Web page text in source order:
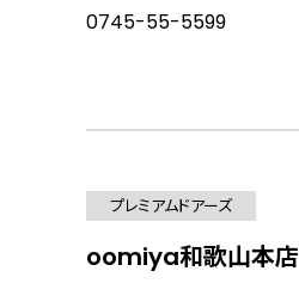
0745-55-5599
プレミアムドアーズ
oomiya和歌山本店